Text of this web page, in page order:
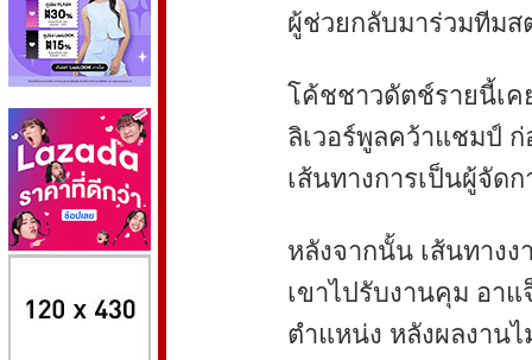
ผู้ช่วยกลับมาร่วมทีม
โค้ชชาวดัตช์รายนี้เค
ลิเวอร์พูลคว้าแชมป์
เส้นทางการเป็นผู้จัด
หลังจากนั้น เส้นทาง
เขาไปรับงานคุม อา
ตำแหน่ง หลังผลงาน